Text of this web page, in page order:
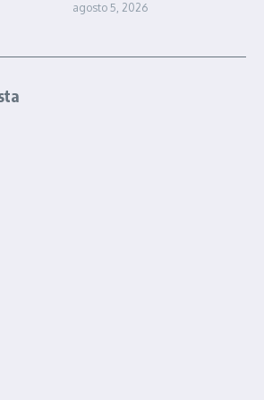
agosto 5, 2026